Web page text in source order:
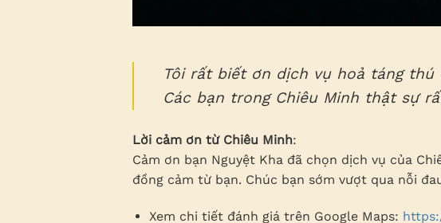
Tôi rất biết ơn dịch vụ hoả táng thú
Các bạn trong Chiêu Minh thật sự
Lời cảm ơn từ Chiêu Minh:
Cảm ơn bạn Nguyệt Kha đã chọn dịch vụ của
đồng cảm từ bạn. Chúc bạn sớm vượt qua nỗi
Xem chi tiết đánh giá trên Google Maps: